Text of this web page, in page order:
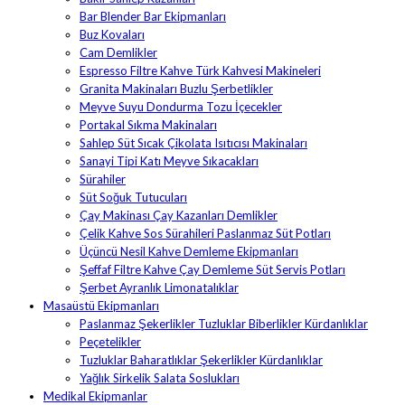
Bar Blender Bar Ekipmanları
Buz Kovaları
Cam Demlikler
Espresso Filtre Kahve Türk Kahvesi Makineleri
Granita Makinaları Buzlu Şerbetlikler
Meyve Suyu Dondurma Tozu İçecekler
Portakal Sıkma Makinaları
Sahlep Süt Sıcak Çikolata Isıtıcısı Makinaları
Sanayi Tipi Katı Meyve Sıkacakları
Sürahiler
Süt Soğuk Tutucuları
Çay Makinası Çay Kazanları Demlikler
Çelik Kahve Sos Sürahileri Paslanmaz Süt Potları
Üçüncü Nesil Kahve Demleme Ekipmanları
Şeffaf Filtre Kahve Çay Demleme Süt Servis Potları
Şerbet Ayranlık Limonatalıklar
Masaüstü Ekipmanları
Paslanmaz Şekerlikler Tuzluklar Biberlikler Kürdanlıklar
Peçetelikler
Tuzluklar Baharatlıklar Şekerlikler Kürdanlıklar
Yağlık Sirkelik Salata Soslukları
Medikal Ekipmanlar